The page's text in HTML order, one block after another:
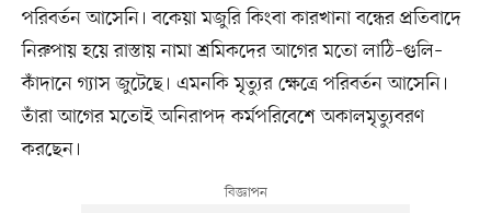
পরিবর্তন আসেনি। বকেয়া মজুরি কিংবা কারখানা বন্ধের প্রতিবাদে
নিরুপায় হয়ে রাস্তায় নামা শ্রমিকদের আগের মতো লাঠি–গুলি–
কাঁদানে গ্যাস জুটেছে। এমনকি মৃত্যুর ক্ষেত্রে পরিবর্তন আসেনি।
তাঁরা আগের মতোই অনিরাপদ কর্মপরিবেশে অকালমৃত্যুবরণ
করছেন।